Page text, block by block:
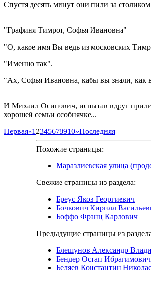
Спустя десять минут они пили за
"Графиня Тимрот, Софья Ивановна"
"О, какое имя Вы ведь из московских
"Именно так".
"Ах, Софья Ивановна, кабы вы знали, как
И Михаил Осипович, испытав вдруг
хорошей семьи особнячке...
Первая«12345678910»Последняя
Похожие страницы:
Маразлиевская улица
Свежие страницы из раздела:
Бреус Яков Георгиевич
Бочкович Кирилл
Боффо Франц Карлович
Предыдущие страницы из
Блещунов Александр
Бендер Остап Ибрагимович
Беляев Константин